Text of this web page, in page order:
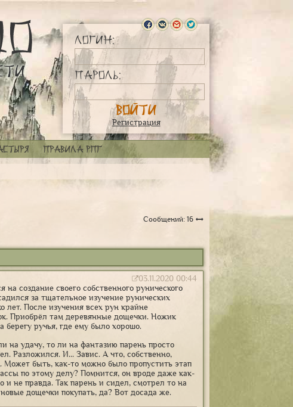
Логин:
Пароль:
Регистрация
Правила РПГ
Сообщений: 16
03.11.2020 00:44
создание своего собственного рунического
за тщательное изучение рунических
лет. После изучения всех рун крайне
Приобрёл там деревянные дощечки. Ножик
берегу ручья, где ему было хорошо.
на удачу, то ли на фантазию парень просто
Разложился. И... Завис. А что, собственно,
быть, как-то можно было пропустить этап
по этому делу? Помнится, он вроде даже как-
и не правда. Так парень и сидел, смотрел то на
дощечки покупать, да? Вот досада же.